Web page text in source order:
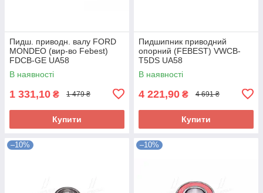
Пидш. приводн. валу FORD
MONDEO (вир-во Febest)
FDCB-GE UA58
В наявності
1 331,10 ₴ 1 479 ₴
Купити
Пидшипник приводний
опорний (FEBEST) VWCB-
T5DS UA58
В наявності
4 221,90 ₴ 4 691 ₴
Купити
–10% –10%